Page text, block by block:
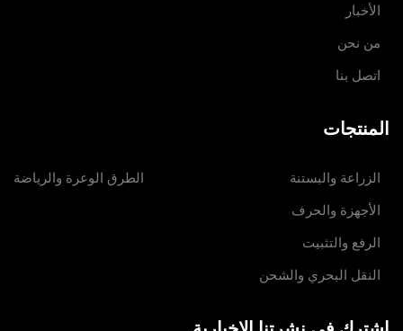
الأخبار
من نحن
اتصل بنا
المنتجات
الزراعة والبستنة
الأجهزة والحرف
الرفع والتثبيت
النقل البحري والشحن
الطرق الوعرة والرياضة